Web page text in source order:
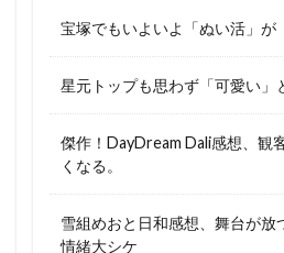
宝塚でもいよいよ「ぬい活」が
星元トップも思わず「可愛い」
傑作！DayDream Dali感想、観
くなる。
雪組めおと日和感想、舞台が放
情緒大シケ